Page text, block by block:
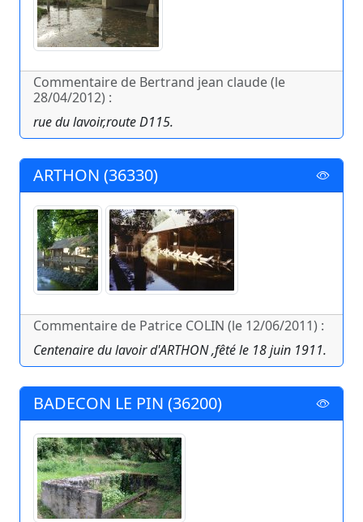
Commentaire de Bertrand jean claude (le
28/04/2012) :
rue du lavoir,route D115.
ARTHON (36330)
Commentaire de Patrice COLIN (le 12/06/2011) :
Centenaire du lavoir d'ARTHON ,fêté le 18 juin 1911.
BADECON LE PIN (36200)